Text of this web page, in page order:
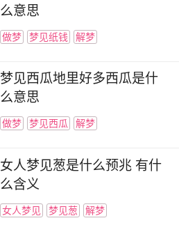
么意思
做梦 梦见纸钱 解梦
梦见西瓜地里好多西瓜是什
么意思
做梦 梦见西瓜 解梦
女人梦见葱是什么预兆 有什
么含义
女人梦见 梦见葱 解梦